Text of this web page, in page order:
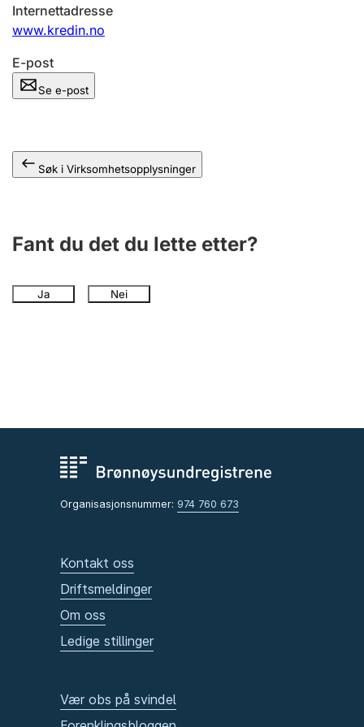
Andre tema
Internettadresse
www.kredin.no
E-post
Se e-post
Søk i Virksomhetsopplysninger
Fant du det du lette etter?
Ja Nei
Organisasjonsnummer: 974 760 673
Kontakt oss
Driftsmeldinger
Om oss
Ledige stillinger
Vær obs på svindel